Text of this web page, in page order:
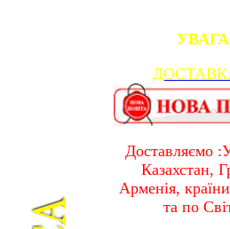
УВАГА
Доставляємо
Казахстан,
Арменія,
та по